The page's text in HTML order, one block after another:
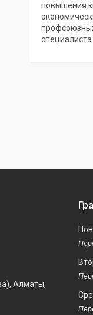
повышения
Алматы,